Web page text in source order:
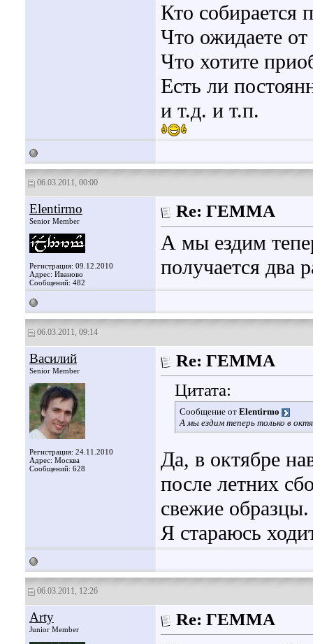
Кто собирается
Что ожидаете от
Что хотите
Есть ли
и т.д. и т.п.
06.03.2011, 00:00
Elentirmo
Senior Member
Регистрация: 09.12.2010
Адрес: Иваново
Сообщений: 482
Re: ГЕММА
А мы ездим
получается два
06.03.2011, 09:14
Василий
Senior Member
Регистрация: 24.11.2010
Адрес: Москва
Сообщений: 628
Re: ГЕММА
Цитата:
Сообщение от Elentirmo
А мы ездим теперь только в
Да, в октябре
после летних
свежие образцы.
Я стараюсь
06.03.2011, 12:26
Arty
Junior Member
Re: ГЕММА